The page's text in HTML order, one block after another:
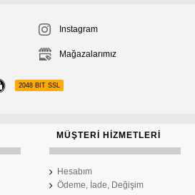
Instagram
Mağazalarımız
2048 BIT SSL
MÜŞTERI HIZMETLERI
Hesabım
Ödeme, İade, Değişim